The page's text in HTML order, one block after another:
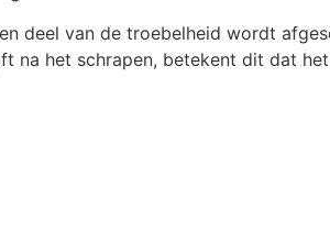
deel van de troebelheid wordt
het schrapen, betekent dit dat